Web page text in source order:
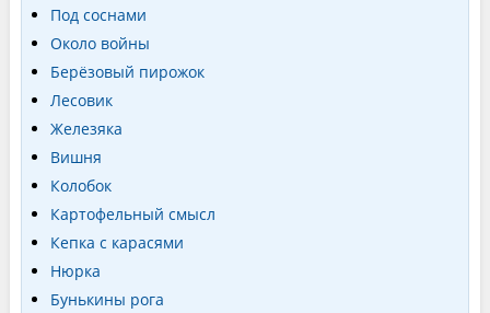
Под соснами
Около войны
Берёзовый пирожок
Лесовик
Железяка
Вишня
Колобок
Картофельный смысл
Кепка с карасями
Нюрка
Бунькины рога